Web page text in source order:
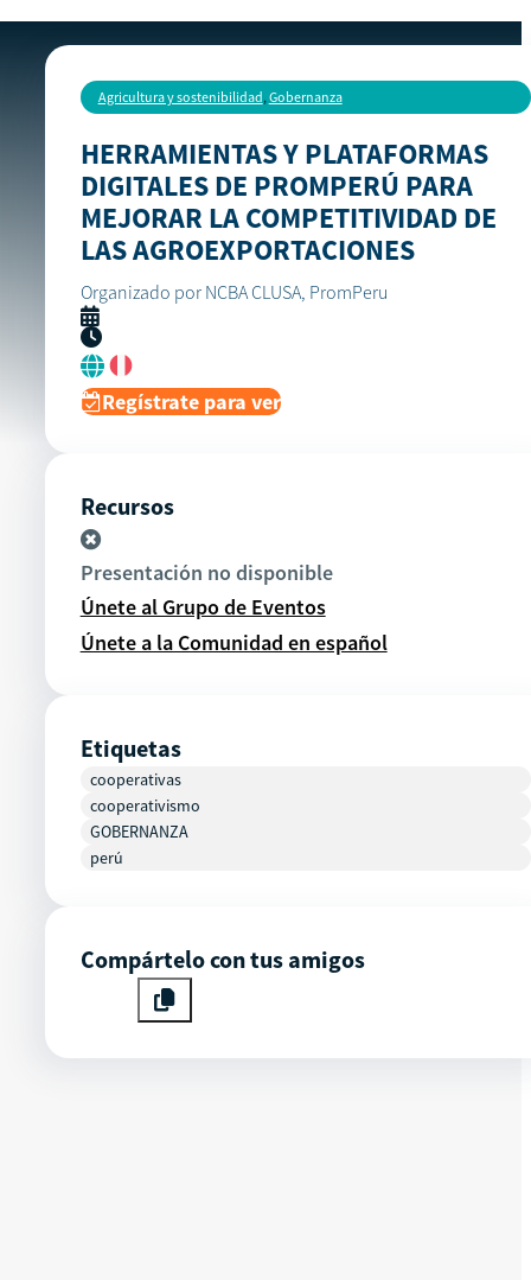
Agricultura y sostenibilidad,Gobernanza
HERRAMIENTAS Y PLATAFORMAS
DIGITALES DE PROMPERÚ PARA
MEJORAR LA COMPETITIVIDAD DE
LAS AGROEXPORTACIONES
Organizado por NCBA CLUSA, PromPeru
Regístrate para ver
Recursos
Presentación no disponible
Únete al Grupo de Eventos
Únete a la Comunidad en español
Etiquetas
cooperativas
cooperativismo
GOBERNANZA
perú
Compártelo con tus amigos